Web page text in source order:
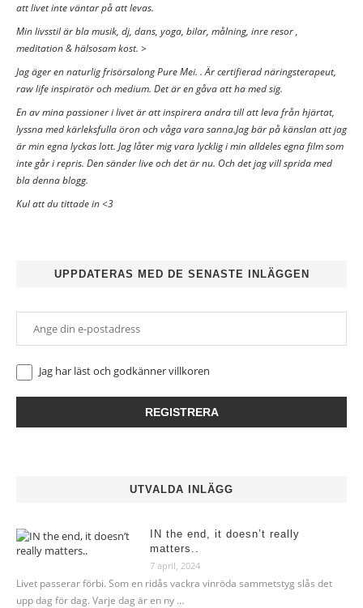
att livet inte väntar på att levas.
Min livsstil är bla musik, dj, dans, yoga, bilar, målning, inre resor ,
meditation & hälsosam kost. >
Jag äger en naturlig frisörsalong Pure Mei. . Är certifierad näringsterapeut,
raw life inspiratör och medium. Det är en gåva att ha med sig.
En av mina passioner i livet är att inspirera andra till att leva från hjärtat,
lyssna med kärleksfulla öron och våga vara sanna.Jag bär på känslan att jag
är min egna lyckas lott. Jag låter mig vara lycklig i min alldeles egna film som
inte går i repris. Den sänder live och det är nu. Och det jag vill sprida med
bla denna blogg.
Kul att du tittade in <3
UPPDATERAS MED DE SENASTE INLÄGGEN
Jag har läst och godkännervillkoren
UTVALDA INLÄGG
IN the end, it doesn’t really
matters..
7 april, 2024
Livet passerar förbi. Som en ridås vackra vinröda sammetstyg slås det
upp dag för dag. Varje dag är en ny …